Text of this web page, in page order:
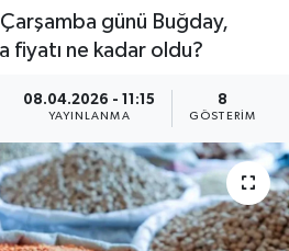
günü Buğday,
fiyatı ne kadar oldu?
08.04.2026 - 11:15
YAYINLANMA
8
GÖSTERIM
ve Fikstür